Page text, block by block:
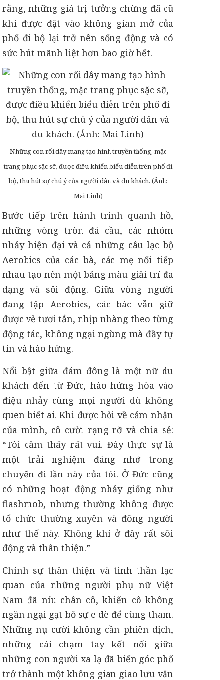
rằng, những giá trị tưởng chừng đã cũ
khi được đặt vào không gian mở của
phố đi bộ lại trở nên sống động và có
sức hút mãnh liệt hơn bao giờ hết.
Những con rối dây mang tạo hình truyền thống, mặc
trang phục sặc sỡ, được điều khiển biểu diễn trên phố đi
bộ, thu hút sự chú ý của người dân và du khách. (Ảnh:
Mai Linh)
Bước tiếp trên hành trình quanh hồ,
những vòng tròn đá cầu, các nhóm
nhảy hiện đại và cả những câu lạc bộ
Aerobics của các bà, các mẹ nối tiếp
nhau tạo nên một bảng màu giải trí đa
dạng và sôi động. Giữa vòng người
đang tập Aerobics, các bác vẫn giữ
được vẻ tươi tắn, nhịp nhàng theo từng
động tác, không ngại ngùng mà đầy tự
tin và hào hứng.
Nổi bật giữa đám đông là một nữ du
khách đến từ Đức, hào hứng hòa vào
điệu nhảy cùng mọi người dù không
quen biết ai. Khi được hỏi về cảm nhận
của mình, cô cười rạng rỡ và chia sẻ:
“Tôi cảm thấy rất vui. Đây thực sự là
một trải nghiệm đáng nhớ trong
chuyến đi lần này của tôi. Ở Đức cũng
có những hoạt động nhảy giống như
flashmob, nhưng thường không được
tổ chức thường xuyên và đông người
như thế này. Không khí ở đây rất sôi
động và thân thiện.”
Chính sự thân thiện và tinh thần lạc
quan của những người phụ nữ Việt
Nam đã níu chân cô, khiến cô không
ngần ngại gạt bỏ sự e dè để cùng tham.
Những nụ cười không cần phiên dịch,
những cái chạm tay kết nối giữa
những con người xa lạ đã biến góc phố
trở thành một không gian giao lưu văn